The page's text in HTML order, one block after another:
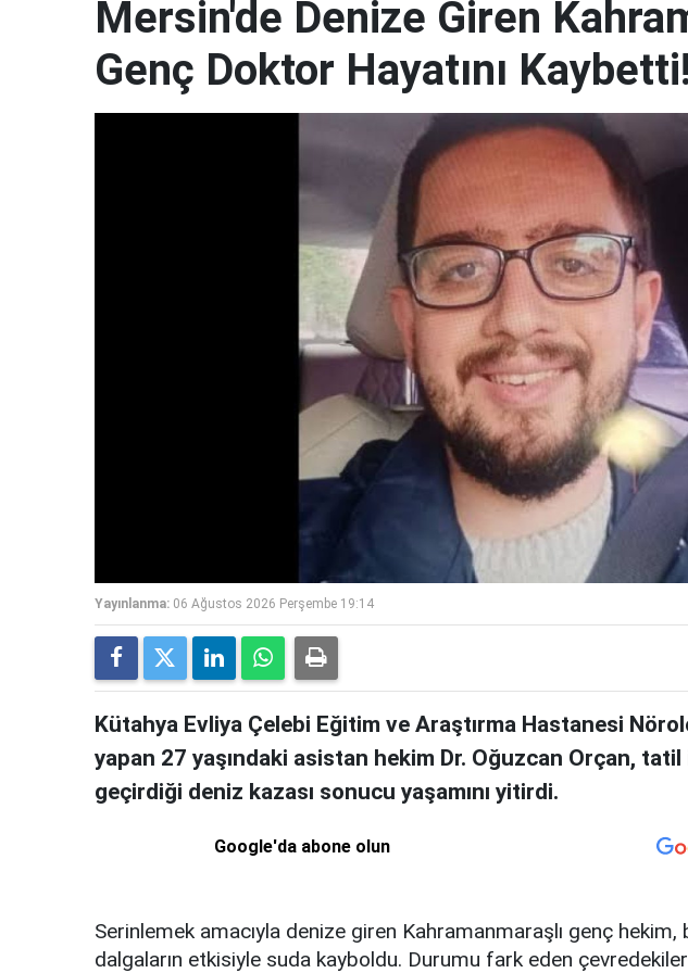
Mersin'de Denize Giren
Genç Doktor Hayatını Kaybetti!
Yayınlanma: 06 Ağustos 2026 Perşembe 19:14
Kütahya Evliya Çelebi Eğitim ve Araştırma Hastanesi
yapan 27 yaşındaki asistan hekim Dr. Oğuzcan Orçan,
geçirdiği deniz kazası sonucu yaşamını yitirdi.
Google'da abone olun
Serinlemek amacıyla denize giren Kahramanmaraşlı genç hekim,
dalgaların etkisiyle suda kayboldu. Durumu fark eden